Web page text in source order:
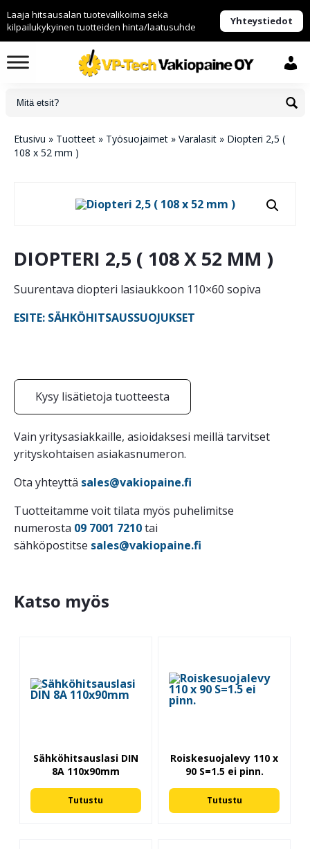
Laaja hitsausalan tuotevalikoima sekä
kilpailukykyinen tuotteiden hinta/laatusuhde
Yhteystiedot
Etusivu » Tuotteet » Työsuojaimet » Varalasit » Diopteri 2,5 (
108 x 52 mm )
DIOPTERI 2,5 ( 108 X 52 MM )
Suurentava diopteri lasiaukkoon 110×60 sopiva
ESITE: SÄHKÖHITSAUSSUOJUKSET
Kysy lisätietoja tuotteesta
Vain yritysasiakkaille, asioidaksesi meillä tarvitset
yrityskohtaisen asiakasnumeron.
Ota yhteyttä sales@vakiopaine.fi
Tuotteitamme voit tilata myös puhelimitse
numerosta 09 7001 7210tai
sähköpostitse sales@vakiopaine.fi
Katso myös
Sähköhitsauslasi DIN
8A 110x90mm
Tutustu
Roiskesuojalevy 110 x
90 S=1.5 ei pinn.
Tutustu